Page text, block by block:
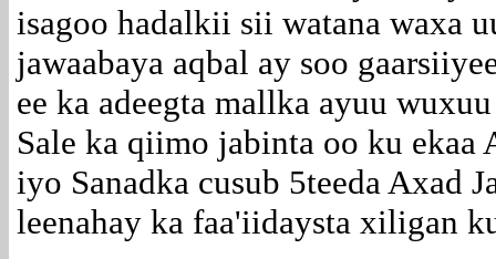
isagoo hadalkii sii watana waxa
jawaabaya aqbal ay soo
ee ka adeegta mallka ayuu
Sale ka qiimo jabinta oo ku ekaa
iyo Sanadka cusub 5teeda Axad
leenahay ka faa'iidaysta xiligan